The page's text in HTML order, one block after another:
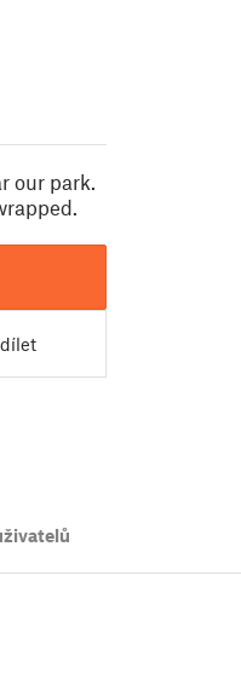
our park.